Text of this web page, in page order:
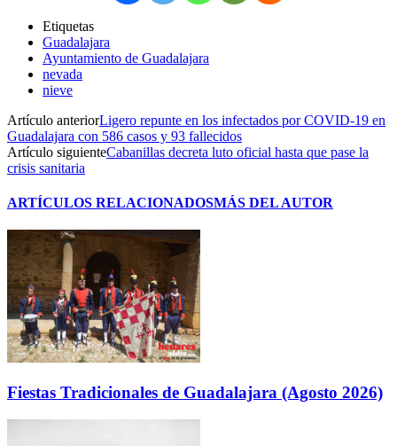
Etiquetas
Guadalajara
Ayuntamiento de Guadalajara
nevada
nieve
Artículo anteriorLigero repunte en los infectados por COVID-19 en
Guadalajara con 586 casos y 93 fallecidos
Artículo siguienteCabanillas decreta luto oficial hasta que pase la
crisis sanitaria
ARTÍCULOS RELACIONADOSMÁS DEL AUTOR
Fiestas Tradicionales de Guadalajara (Agosto 2026)